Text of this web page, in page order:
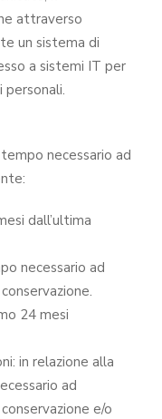
attraverso
un sistema di
a sistemi IT per
personali.
necessario ad
dall’ultima
necessario ad
24 mesi
in relazione alla
ad
e/o